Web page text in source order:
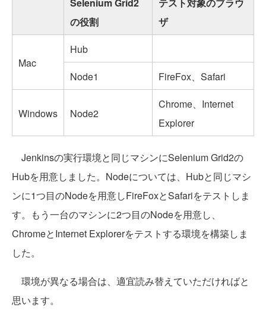
Selenium Grid2
の役割
テスト対象のブラウ
ザ
Mac
Hub
Node1
FireFox、Safari
Windows Node2
Chrome、Internet
Explorer
Jenkinsの実行環境と同じマシンにSelenium Grid2の
Hubを用意しました。Nodeについては、Hubと同じマシ
ンに1つ目のNodeを用意しFireFoxとSafariをテストしま
す。もう一台のマシンに2つ目のNodeを用意し、
ChromeとInternet Explorerをテストする環境を構築しま
した。
環境が異なる場合は、適宜読み替えていただければと
思います。